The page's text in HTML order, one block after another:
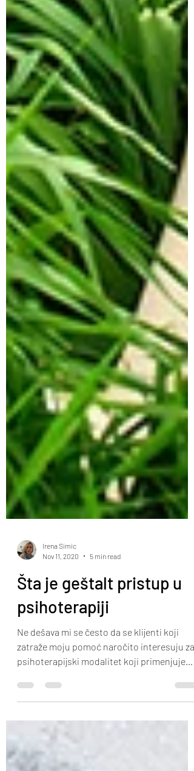
Nov 11, 2020
5 min read
Šta je geštalt pristup u
psihoterapiji
Ne dešava mi se često da se klijenti koji
psihoterapijski modalitet koji primenjujem.
Ono što ih u